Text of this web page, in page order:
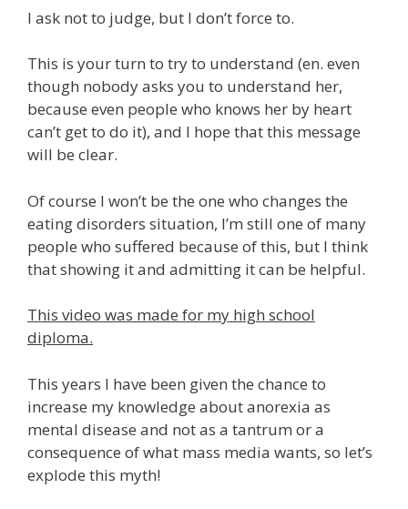
I ask not to judge, but I don’t force to.
This is your turn to try to understand (en. even
though nobody asks you to understand her,
because even people who knows her by heart
can’t get to do it), and I hope that this message
will be clear.
Of course I won’t be the one who changes the
eating disorders situation, I’m still one of many
people who suffered because of this, but I think
that showing it and admitting it can be helpful.
This video was made for my high school
diploma.
This years I have been given the chance to
increase my knowledge about anorexia as
mental disease and not as a tantrum or a
consequence of what mass media wants, so let’s
explode this myth!